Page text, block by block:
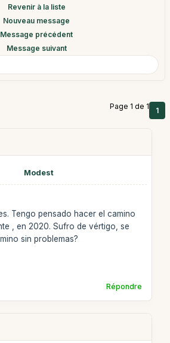
Revenir à la liste
Nouveau message
Message précédent
Message suivant
Page 1 de 1 1
Modest
Tengo pensado hacer el camino
, en 2020. Sufro de vértigo, se
sin problemas?
Répondre